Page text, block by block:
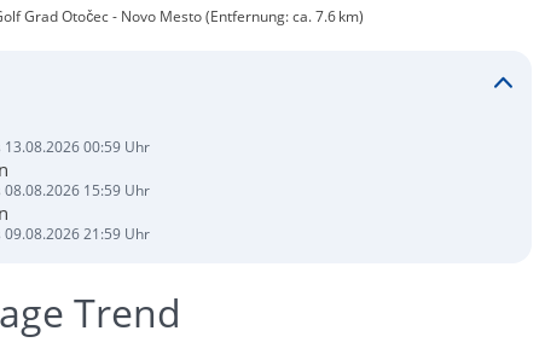
Grad Otočec - Novo Mesto (Entfernung: ca. 7.6 km)
00:59 Uhr
15:59 Uhr
21:59 Uhr
Trend